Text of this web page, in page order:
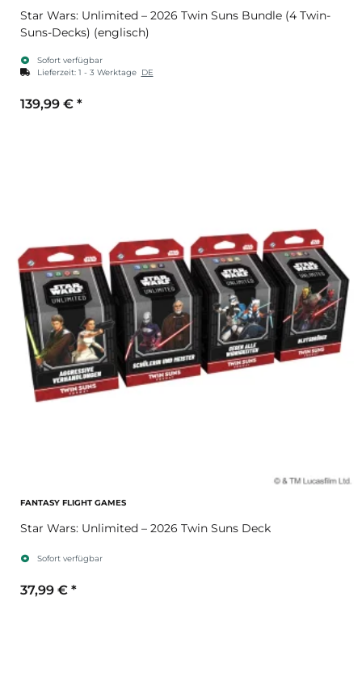
Star Wars: Unlimited – 2026 Twin Suns Bundle (4 Twin-
Suns-Decks) (englisch)
Sofort verfügbar
Lieferzeit: 1 - 3 Werktage DE
139,99 € *
FANTASY FLIGHT GAMES
Star Wars: Unlimited – 2026 Twin Suns Deck
Sofort verfügbar
37,99 € *